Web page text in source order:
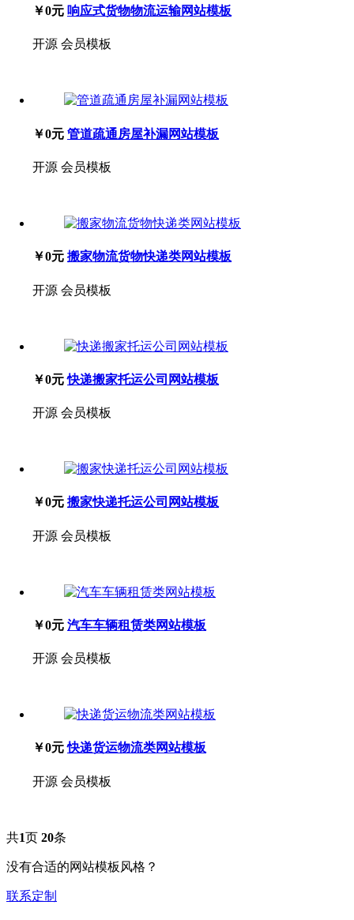
￥0元 响应式货物物流运输网站模板
开源 会员模板
￥0元 管道疏通房屋补漏网站模板
开源 会员模板
￥0元 搬家物流货物快递类网站模板
开源 会员模板
￥0元快递搬家托运公司网站模板
开源 会员模板
￥0元 搬家快递托运公司网站模板
开源 会员模板
￥0元 汽车车辆租赁类网站模板
开源 会员模板
￥0元快递货运物流类网站模板
开源 会员模板
共1页 20条
没有合适的网站模板风格？
联系定制